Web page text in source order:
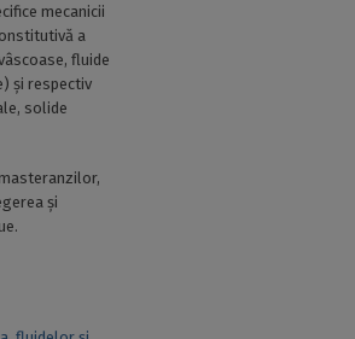
mecanicii
a
fluide
și respectiv
solide
și